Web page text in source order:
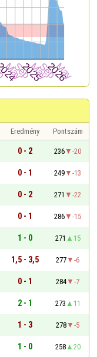
Eredmény
Pontszám
0 - 2 236
-20
0 - 1 249
-13
0 - 2 271
-22
0 - 1 286
-15
1 - 0 271
15
1,5 - 3,5 277
-6
0 - 1 284
-7
2 - 1 273
11
1 - 3 278
-5
1 - 0 258
20